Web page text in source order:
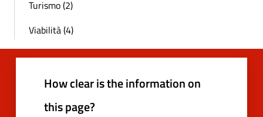
Turismo (2)
Viabilità (4)
How clear is the information on
this page?